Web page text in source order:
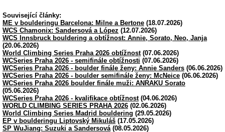
Související články:
ME v boulderingu Barcelona: Milne a Bertone (18.07.2026)
WCS Chamonix: Sandersová a López (12.07.2026)
WCS Innsbruck bouldering a obtížnost: Annie, Sorato, Neo, Janja
(20.06.2026)
World Climbing Series Praha 2026 obtížnost(07.06.2026)
WCSeries Praha 2026 - semifinále obtížnosti (07.06.2026)
WCSeries Praha 2026 - boulder finále ženy: Annie Sanders (06.06.2026)
WCSeries Praha 2026 - boulder semifinále ženy: McNeice (06.06.2026)
WCSeries Praha 2026 boulder finále muži: ANRAKU Sorato
(05.06.2026)
WCSeries Praha 2026 - kvalifikace obtížnost(04.06.2026)
WORLD CLIMBING SERIES PRAHA 2026 (02.06.2026)
World Climbing Series Madrid bouldering (29.05.2026)
EP v boulderingu Liptovský Mikuláš (17.05.2026)
SP WuJiang: Suzuki a Sandersová (08.05.2026)